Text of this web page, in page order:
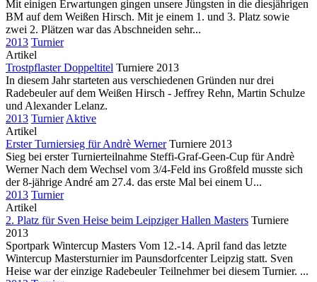
Mit einigen Erwartungen gingen unsere Jüngsten in die diesjährigen
BM auf dem Weißen Hirsch. Mit je einem 1. und 3. Platz sowie
zwei 2. Plätzen war das Abschneiden sehr...
2013 Turnier
Artikel
Trostpflaster Doppeltitel Turniere 2013
In diesem Jahr starteten aus verschiedenen Gründen nur drei
Radebeuler auf dem Weißen Hirsch - Jeffrey Rehn, Martin Schulze
und Alexander Lelanz.
2013 Turnier Aktive
Artikel
Erster Turniersieg für Andrè Werner Turniere 2013
Sieg bei erster Turnierteilnahme Steffi-Graf-Geen-Cup für Andrè
Werner Nach dem Wechsel vom 3/4-Feld ins Großfeld musste sich
der 8-jährige André am 27.4. das erste Mal bei einem U...
2013 Turnier
Artikel
2. Platz für Sven Heise beim Leipziger Hallen Masters Turniere
2013
Sportpark Wintercup Masters Vom 12.-14. April fand das letzte
Wintercup Mastersturnier im Paunsdorfcenter Leipzig statt. Sven
Heise war der einzige Radebeuler Teilnehmer bei diesem Turnier. ...